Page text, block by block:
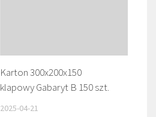
Karton 300x200x150
klapowy Gabaryt B 150 szt.
2025-04-21